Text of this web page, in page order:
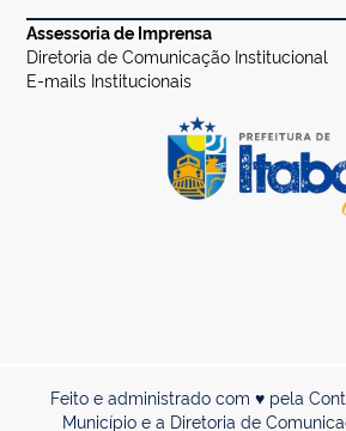
Assessoria de Imprensa
Diretoria de Comunicação Institucional
E-mails Institucionais
Feito e administrado com ♥ pela
Município e a Diretoria de